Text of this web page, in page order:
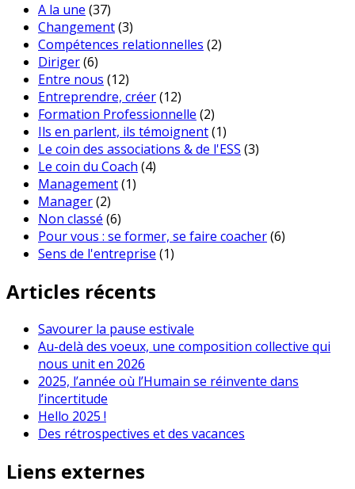
A la une (37)
Changement(3)
Compétences relationnelles (2)
Diriger(6)
Entre nous (12)
Entreprendre, créer(12)
Formation Professionnelle (2)
Ils en parlent, ils témoignent(1)
Le coin des associations & de l'ESS (3)
Le coin du Coach (4)
Management(1)
Manager(2)
Non classé (6)
Pour vous : se former, se faire coacher(6)
Sens de l'entreprise (1)
Articles récents
Savourer la pause estivale
Au-delà des voeux, une composition collective qui
nous unit en 2026
2025, l’année où l’Humain se réinvente dans
l’incertitude
Hello 2025 !
Des rétrospectives et des vacances
Liens externes